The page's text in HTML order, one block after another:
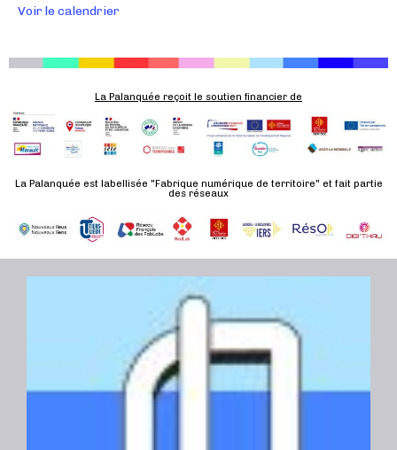
v
n
m
e
n
Voir le calendrier
La Palanquée reçoit le soutien financier de
La Palanquée est labellisée "Fabrique numérique de territoire" et fait partie
des réseaux